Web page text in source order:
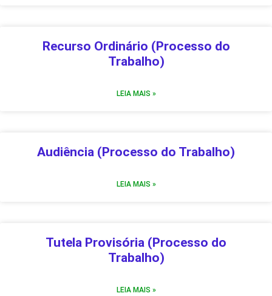
Recurso Ordinário (Processo do
Trabalho)
LEIA MAIS »
Audiência (Processo do Trabalho)
LEIA MAIS »
Tutela Provisória (Processo do
Trabalho)
LEIA MAIS »